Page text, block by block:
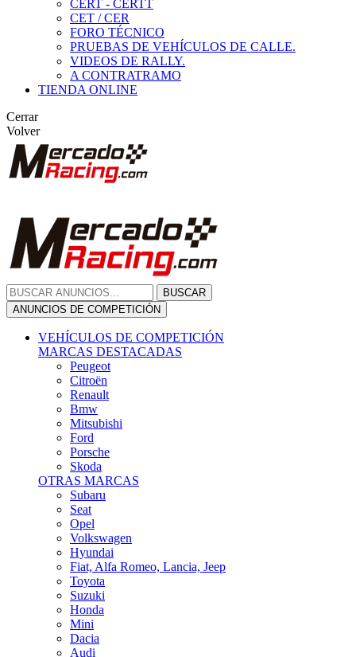
CERT - CERTT
CET / CER
FORO TÉCNICO
PRUEBAS DE VEHÍCULOS DE CALLE.
VIDEOS DE RALLY.
A CONTRATRAMO
TIENDA ONLINE
Cerrar
Volver
BUSCAR
ANUNCIOS DE COMPETICIÓN
VEHÍCULOS DE COMPETICIÓN
MARCAS DESTACADAS
Peugeot
Citroën
Renault
Bmw
Mitsubishi
Ford
Porsche
Skoda
OTRAS MARCAS
Subaru
Seat
Opel
Volkswagen
Hyundai
Fiat, Alfa Romeo, Lancia, Jeep
Toyota
Suzuki
Honda
Mini
Dacia
Audi
Otras Marcas